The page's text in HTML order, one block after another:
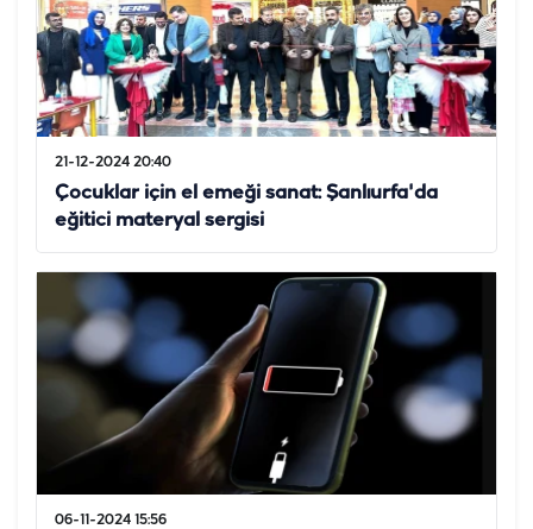
21-12-2024 20:40
Çocuklar için el emeği sanat: Şanlıurfa'da
eğitici materyal sergisi
06-11-2024 15:56